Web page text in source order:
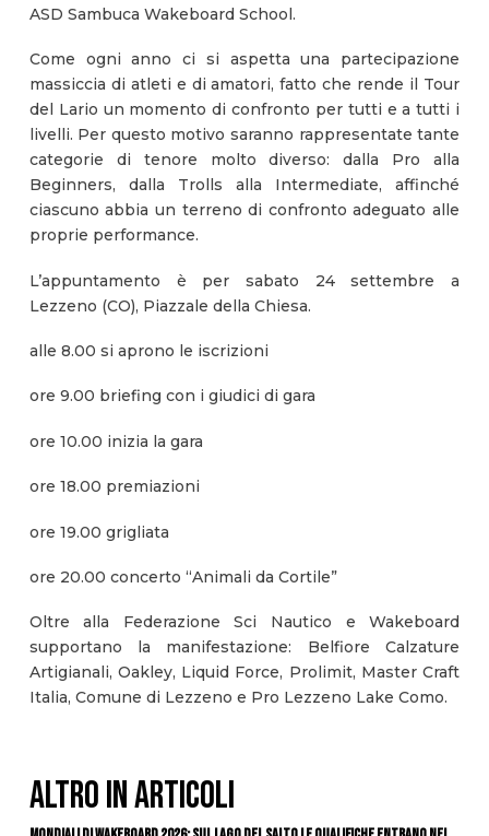
ASD Sambuca Wakeboard School.
Come ogni anno ci si aspetta una partecipazione
massiccia di atleti e di amatori, fatto che rende il Tour
del Lario un momento di confronto per tutti e a tutti i
livelli. Per questo motivo saranno rappresentate tante
categorie di tenore molto diverso: dalla Pro alla
Beginners, dalla Trolls alla Intermediate, affinché
ciascuno abbia un terreno di confronto adeguato alle
proprie performance.
L’appuntamento è per sabato 24 settembre a
Lezzeno (CO), Piazzale della Chiesa.
alle 8.00 si aprono le iscrizioni
ore 9.00 briefing con i giudici di gara
ore 10.00 inizia la gara
ore 18.00 premiazioni
ore 19.00 grigliata
ore 20.00 concerto “Animali da Cortile”
Oltre alla Federazione Sci Nautico e Wakeboard
supportano la manifestazione: Belfiore Calzature
Artigianali, Oakley, Liquid Force, Prolimit, Master Craft
Italia, Comune di Lezzeno e Pro Lezzeno Lake Como.
ALTRO IN ARTICOLI